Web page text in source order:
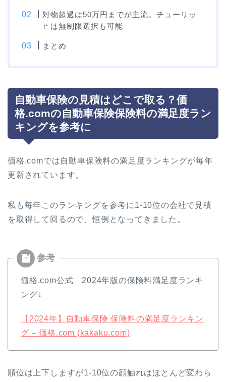
対物超過は50万円までが主流。チューリッ
ヒは無制限選択も可能
まとめ
自動車保険の見積はどこで取る？価
格.comの自動車保険保険料の満足度ラン
キングを参考に
価格.comでは自動車保険料の満足度ランキングが毎年
更新されています。
私も毎年このランキングを参考に1-10位の会社で見積
を取得して回るので、恒例となってきました。
価格.com公式 2024年版の保険料満足度ランキ
ング↓
【2024年】自動車保険 保険料の満足度ランキン
グ – 価格.com (kakaku.com)
順位は上下しますが1-10位の顔触れはほとんど変わら